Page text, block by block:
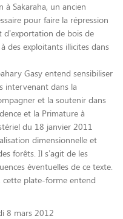
à Sakaraha, un ancien
pour faire la répression
d’exportation de bois de
des exploitants illicites dans
Gasy entend sensibiliser
intervenant dans la
et la soutenir dans
et la Primature à
du 18 janvier 2011
dimensionnelle et
forêts. Il s’agit de les
éventuelles de ce texte.
cette plate-forme entend
8 mars 2012